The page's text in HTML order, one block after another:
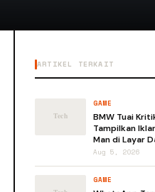
ARTIKEL TERKAIT
GAME
BMW Tuai
Tampilkan
Man di Layar
Aug 5, 2026
GAME